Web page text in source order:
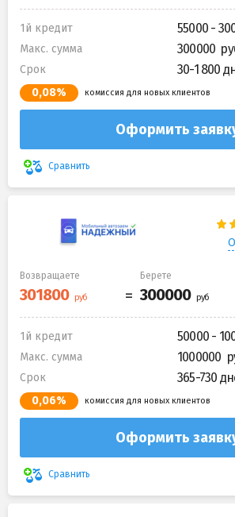
1й кредит 55000 -
Макс. сумма 300000
Срок 30-1 800
0,08% комиссия для новых клиентов
Оформить
Сравнить
Возвращаете Берете
1й кредит 50000 -
Макс. сумма 1000000
Срок 365-730
0,06% комиссия для новых клиентов
Оформить
Сравнить